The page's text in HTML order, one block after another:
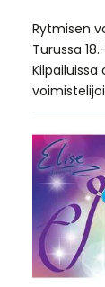
Rytmisen
Turussa